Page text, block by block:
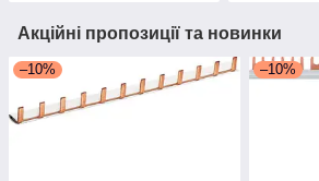
Акційні пропозиції та новинки
–10% –10%